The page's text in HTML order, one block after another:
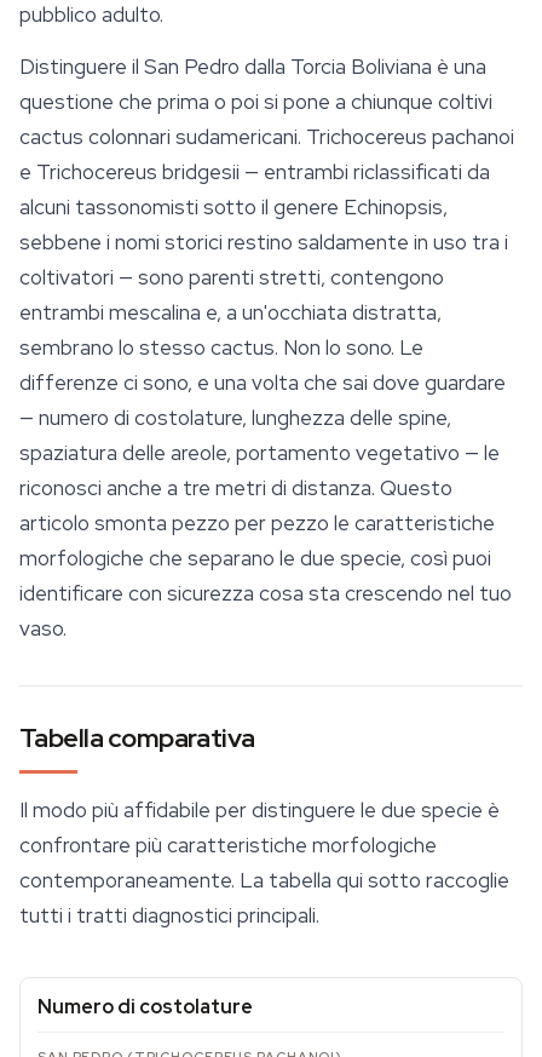
pubblico adulto.
Distinguere il San Pedro dalla Torcia Boliviana è una
questione che prima o poi si pone a chiunque coltivi
cactus colonnari sudamericani. Trichocereus pachanoi
e Trichocereus bridgesii — entrambi riclassificati da
alcuni tassonomisti sotto il genere Echinopsis,
sebbene i nomi storici restino saldamente in uso tra i
coltivatori — sono parenti stretti, contengono
entrambi mescalina e, a un'occhiata distratta,
sembrano lo stesso cactus. Non lo sono. Le
differenze ci sono, e una volta che sai dove guardare
— numero di costolature, lunghezza delle spine,
spaziatura delle areole, portamento vegetativo — le
riconosci anche a tre metri di distanza. Questo
articolo smonta pezzo per pezzo le caratteristiche
morfologiche che separano le due specie, così puoi
identificare con sicurezza cosa sta crescendo nel tuo
vaso.
Tabella comparativa
Il modo più affidabile per distinguere le due specie è
confrontare più caratteristiche morfologiche
contemporaneamente. La tabella qui sotto raccoglie
tutti i tratti diagnostici principali.
Numero di costolature